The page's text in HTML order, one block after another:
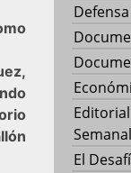
Semanal
El